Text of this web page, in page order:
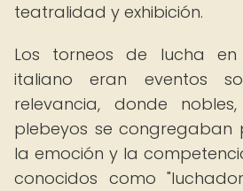
teatralidad y exhibición.
Los torneos de lucha en
italiano eran eventos
relevancia, donde
plebeyos se
la emoción y la
conocidos como